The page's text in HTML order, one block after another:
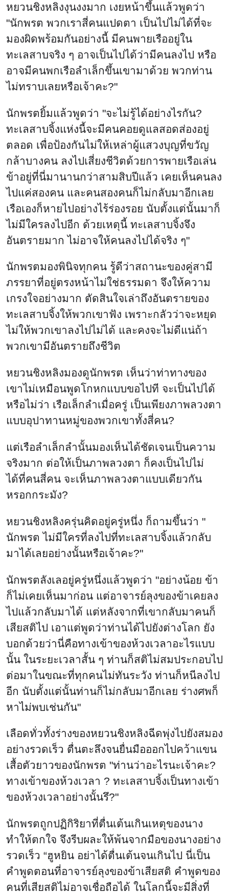
หยวนชิงหลิงงุนงงมาก เงยหน้าขึ้นแล้วพูดว่า
"นักพรต พวกเราสี่คนแปดตา เป็นไปไม่ได้ที่จะ
มองผิดพร้อมกันอย่างนี้ มีคนพายเรืออยู่ใน
ทะเลสาบจริง ๆ อาจเป็นไปได้ว่ามีคนลงไป หรือ
อาจมีคนพกเรือลำเล็กขึ้นเขามาด้วย พวกท่าน
ไม่ทราบเลยหรือเจ้าคะ?"
นักพรตยิ้มแล้วพูดว่า "จะไม่รู้ได้อย่างไรกัน?
ทะเลสาบจิ้งแห่งนี้จะมีคนคอยดูแลสอดส่องอยู่
ตลอด เพื่อป้องกันไม่ให้เหล่าผู้แสวงบุญที่ขวัญ
กล้าบางคน ลงไปเสี่ยงชีวิตด้วยการพายเรือเล่น
ข้าอยู่ที่นี่มานานกว่าสามสิบปีแล้ว เคยเห็นคนลง
ไปแค่สองคน และคนสองคนก็ไม่กลับมาอีกเลย
เรือเองก็หายไปอย่างไร้ร่องรอย นับตั้งแต่นั้นมาก็
ไม่มีใครลงไปอีก ด้วยเหตุนี้ ทะเลสาบจิ้งจึง
อันตรายมาก ไม่อาจให้คนลงไปได้จริง ๆ"
นักพรตมองพินิจทุกคน รู้ดีว่าสถานะของคู่สามี
ภรรยาที่อยู่ตรงหน้าไม่ใช่ธรรมดา จึงให้ความ
เกรงใจอย่างมาก ตัดสินใจเล่าถึงอันตรายของ
ทะเลสาบจิ้งให้พวกเขาฟัง เพราะกลัวว่าจะหยุด
ไม่ให้พวกเขาลงไปไม่ได้ และคงจะไม่ดีแน่ถ้า
พวกเขามีอันตรายถึงชีวิต
หยวนชิงหลิงมองดูนักพรต เห็นว่าท่าทางของ
เขาไม่เหมือนพูดโกหกแบบขอไปที จะเป็นไปได้
หรือไม่ว่า เรือเล็กลำเมื่อครู่ เป็นเพียงภาพลวงตา
แบบอุปาทานหมู่ของพวกเขาทั้งสี่คน?
แต่เรือลำเล็กลำนั้นมองเห็นได้ชัดเจนเป็นความ
จริงมาก ต่อให้เป็นภาพลวงตา ก็คงเป็นไปไม่
ได้ที่คนสี่คน จะเห็นภาพลวงตาแบบเดียวกัน
หรอกกระมัง?
หยวนชิงหลิงครุ่นคิดอยู่ครู่หนึ่ง ก็ถามขึ้นว่า "
นักพรต ไม่มีใครที่ลงไปที่ทะเลสาบจิ้งแล้วกลับ
มาได้เลยอย่างนั้นหรือเจ้าคะ?"
นักพรตลังเลอยู่ครู่หนึ่งแล้วพูดว่า "อย่างน้อย ข้า
ก็ไม่เคยเห็นมาก่อน แต่อาจารย์ลุงของข้าเคยลง
ไปแล้วกลับมาได้ แต่หลังจากที่เขากลับมาคนก็
เสียสติไป เอาแต่พูดว่าท่านได้ไปยังต่างโลก ยัง
บอกด้วยว่านี่คือทางเข้าของห้วงเวลาอะไรแบบ
นั้น ในระยะเวลาสั้น ๆ ท่านก็สติไม่สมประกอบไป
ต่อมาในขณะที่ทุกคนไม่ทันระวัง ท่านก็หนีลงไป
อีก นับตั้งแต่นั้นท่านก็ไม่กลับมาอีกเลย ร่างศพก็
หาไม่พบเช่นกัน"
เลือดทั่วทั้งร่างของหยวนชิงหลิงฉีดพุ่งไปยังสมอง
อย่างรวดเร็ว ตื่นตะลึงจนยื่นมือออกไปคว้าแขน
เสื้อตัวยาวของนักพรต "ท่านว่าอะไรนะเจ้าคะ?
ทางเข้าของห้วงเวลา ? ทะเลสาบจิ้งเป็นทางเข้า
ของห้วงเวลาอย่างนั้นรึ?"
นักพรตถูกปฏิกิริยาที่ตื่นเต้นเกินเหตุของนาง
ทำให้ตกใจ จึงรีบผละให้พ้นจากมือของนางอย่าง
รวดเร็ว “ฮูหยิน อย่าได้ตื่นเต้นจนเกินไป นี่เป็น
คำพูดตอนที่อาจารย์ลุงของข้าเสียสติ คำพูดของ
คนที่เสียสติไม่อาจเชื่อถือได้ ในโลกนี้จะมีสิ่งที่